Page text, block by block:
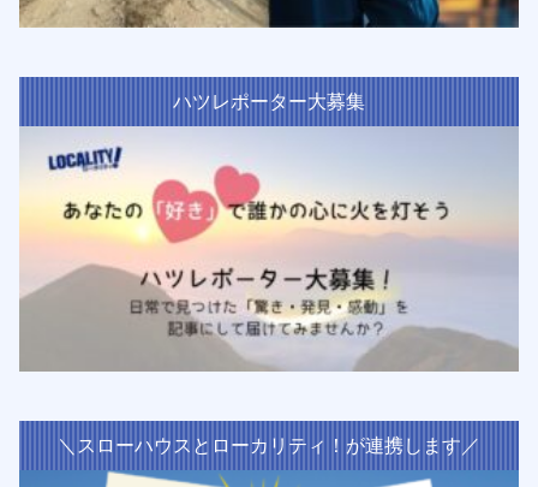
ハツレポーター大募集
＼スローハウスとローカリティ！が連携します／